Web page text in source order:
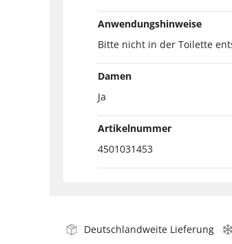
Anwendungshinweise
Bitte nicht in der Toilette
Damen
Ja
Artikelnummer
4501031453
Deutschlandweite Lieferung